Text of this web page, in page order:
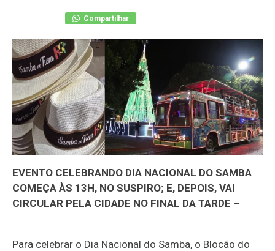
Compartilhar
EVENTO CELEBRANDO DIA NACIONAL DO SAMBA
COMEÇA ÀS 13H, NO SUSPIRO; E, DEPOIS, VAI
CIRCULAR PELA CIDADE NO FINAL DA TARDE –
Para celebrar o Dia Nacional do Samba, o Blocão do